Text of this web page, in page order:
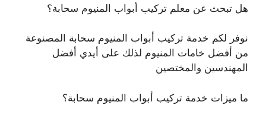
هل تبحث عن معلم تركيب أبواب المنيوم سحابة؟
نوفر لكم خدمة تركيب أبواب المنيوم سحابة المصنوعة
من أفضل خامات المنيوم لذلك على أيدي أفضل
المهندسين والمختصين
ما ميزات خدمة تركيب أبواب المنيوم سحابة؟